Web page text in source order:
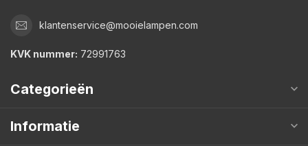
klantenservice@mooielampen.com
KVK nummer: 72991763
Categorieën
Informatie